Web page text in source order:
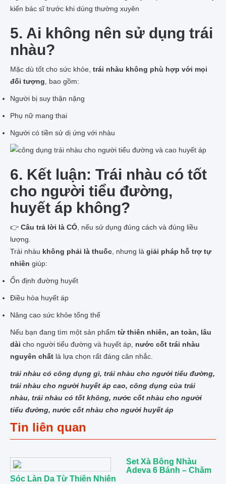
kiến bác sĩ trước khi dùng thường xuyên
5. Ai không nên sử dụng trái
nhàu?
Mặc dù tốt cho sức khỏe, trái nhàu không phù hợp với mọi
đối tượng , bao gồm:
Người bị suy thận nặng
Phụ nữ mang thai
Người có tiền sử dị ứng với nhàu
6. Kết luận: Trái nhàu có tốt
cho người tiểu đường,
huyết áp không?
👉 Câu trả lời là CÓ , nếu sử dụng đúng cách và đúng liều
lượng.
Trái nhàu không phải là thuốc , nhưng là giải pháp hỗ trợ tự
nhiên giúp:
Ổn định đường huyết
Điều hòa huyết áp
Nâng cao sức khỏe tổng thể
Nếu bạn đang tìm một sản phẩm từ thiên nhiên, an toàn, lâu
dài cho người tiểu đường và huyết áp, nước cốt trái nhàu
nguyên chất là lựa chọn rất đáng cân nhắc.
trái nhàu có công dụng gì, trái nhàu cho người tiểu đường,
trái nhàu cho người huyết áp cao, công dụng của trái
nhàu, trái nhàu có tốt không, nước cốt nhàu cho người
tiểu đường, nước cốt nhàu cho người huyết áp
Tin liên quan
Set Xà Bông Nhàu
Adeva 6 Bánh – Chăm
Sóc Làn Da Từ Thiên Nhiên